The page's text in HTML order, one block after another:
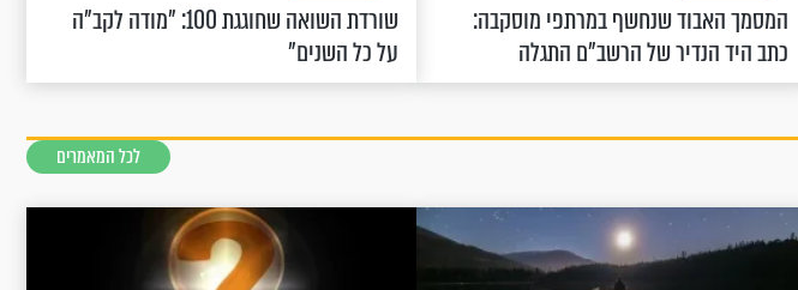
המסמך האבוד שנחשף במרתפי מוסקבה:
כתב היד הנדיר של הרשב"ם התגלה
שורדת השואה שחוגגת 100: "מודה לקב"ה
על כל השנים"
לכל המאמרים